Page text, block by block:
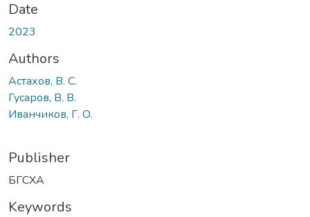
Date
2023
Authors
Астахов, В. С.
Гусаров, В. В.
Иванчиков, Г. О.
Publisher
БГСХА
Keywords